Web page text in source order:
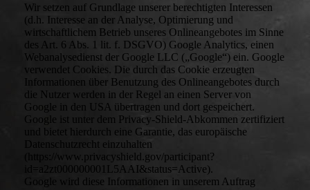
Wir setzen auf Grundlage unserer berechtigten Interessen
(d.h. Interesse an der Analyse, Optimierung und
wirtschaftlichem Betrieb unseres Onlineangebotes im Sinne
des Art. 6 Abs. 1 lit. f. DSGVO) Google Analytics, einen
Webanalysedienst der Google LLC („Google“) ein. Google
verwendet Cookies. Die durch das Cookie erzeugten
Informationen über Benutzung des Onlineangebotes durch
die Nutzer werden in der Regel an einen Server von
Google in den USA übertragen und dort gespeichert.
Google ist unter dem Privacy-Shield-Abkommen zertifiziert
und bietet hierdurch eine Garantie, das europäische
Datenschutzrecht einzuhalten
(https://www.privacyshield.gov/participant?
id=a2zt000000001L5AAI&status=Active).
Google wird diese Informationen in unserem Auftrag